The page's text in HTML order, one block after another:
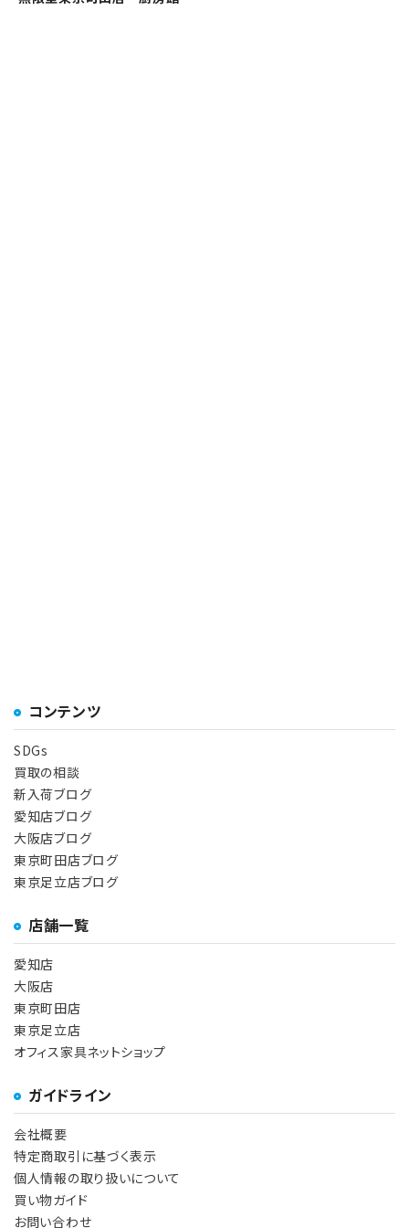
コンテンツ
SDGs
買取の相談
新入荷ブログ
愛知店ブログ
大阪店ブログ
東京町田店ブログ
東京足立店ブログ
店舗一覧
愛知店
大阪店
東京町田店
東京足立店
オフィス家具ネットショップ
ガイドライン
会社概要
特定商取引に基づく表示
個人情報の取り扱いについて
買い物ガイド
お問い合わせ